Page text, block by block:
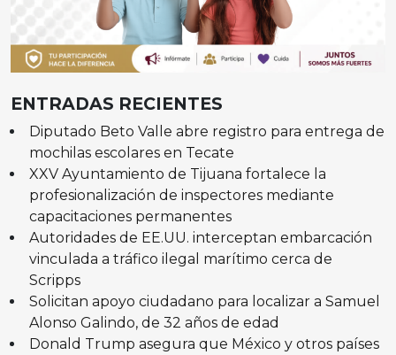
ENTRADAS RECIENTES
Diputado Beto Valle abre registro para entrega de
mochilas escolares en Tecate
XXV Ayuntamiento de Tijuana fortalece la
profesionalización de inspectores mediante
capacitaciones permanentes
Autoridades de EE.UU. interceptan embarcación
vinculada a tráfico ilegal marítimo cerca de
Scripps
Solicitan apoyo ciudadano para localizar a Samuel
Alonso Galindo, de 32 años de edad
Donald Trump asegura que México y otros países